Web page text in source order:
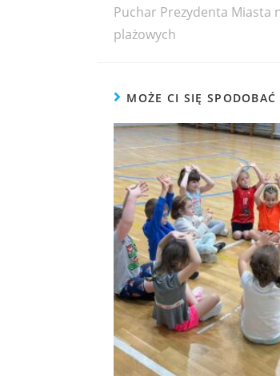
Puchar Prezydenta Miasta
plażowych
MOŻE CI SIĘ SPODOBAĆ